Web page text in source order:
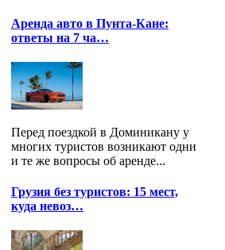
Аренда авто в Пунта-Кане:
ответы на 7 ча…
Перед поездкой в Доминикану у
многих туристов возникают одни
и те же вопросы об аренде...
Грузия без туристов: 15 мест,
куда невоз…